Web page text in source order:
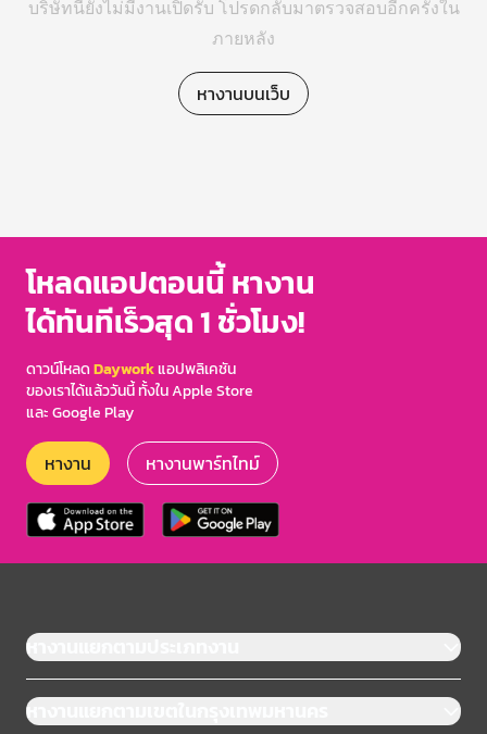
บริษัทนี้ยังไม่มีงานเปิดรับ โปรดกลับมาตรวจสอบอีกครั้งใน
ภายหลัง
หางานบนเว็บ
โหลดแอปตอนนี้ หางาน
ได้ทันทีเร็วสุด 1 ชั่วโมง!
ดาวน์โหลดDayworkแอปพลิเคชัน
ของเราได้แล้ววันนี้ ทั้งใน Apple Store
และ Google Play
หางาน หางานพาร์ทไทม์
หางานแยกตามประเภทงาน
หางานแยกตามเขตในกรุงเทพมหานคร